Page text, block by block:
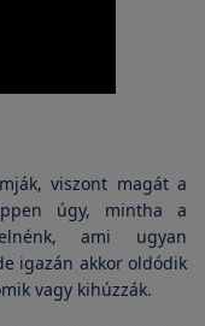
viszont magát a
úgy, mintha a
ami ugyan
igazán akkor oldódik
vagy kihúzzák.